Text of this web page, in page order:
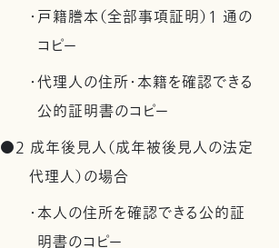
・戸籍謄本（全部事項証明）1 通の
コピー
・代理人の住所・本籍を確認できる
公的証明書のコピー
●2 成年後見人（成年被後見人の法定
代理人）の場合
・本人の住所を確認できる公的証
明書のコピー